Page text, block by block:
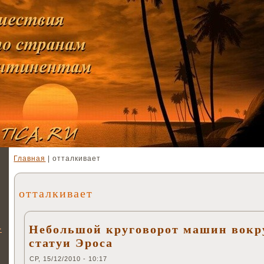
Главная | отталкивает
отталкивает
Небольшой круговорот машин
статуи Эроса
СР, 15/12/2010 - 10:17